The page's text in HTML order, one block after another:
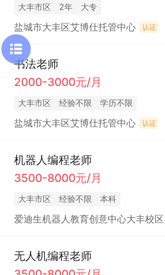
大丰市区 2年 大专
盐城市大丰区艾博仕托管中心 认证
书法老师
2000-3000元/月
大丰市区 经验不限 学历不限
盐城市大丰区艾博仕托管中心 认证
机器人编程老师
3500-8000元/月
大丰市区 经验不限 本科
爱迪生机器人教育创意中心大丰校区
无人机编程老师